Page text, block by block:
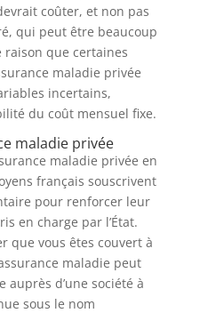
coûter, et non pas
qui peut être beaucoup
raison que certaines
maladie privée
incertains,
du coût mensuel fixe.
maladie privée
maladie privée en
français souscrivent
pour renforcer leur
en charge par l’État.
que vous êtes couvert à
maladie peut
d’une société à
sous le nom